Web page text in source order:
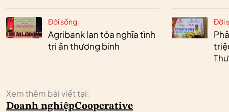
Đời sống
Agribank lan tỏa nghĩa tình
tri ân thương binh
Đời
Xem thêm bài viết tại:
Doanh nghiệpCooperative